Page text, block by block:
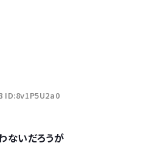
ID:8v1P5U2a0
ないだろうが